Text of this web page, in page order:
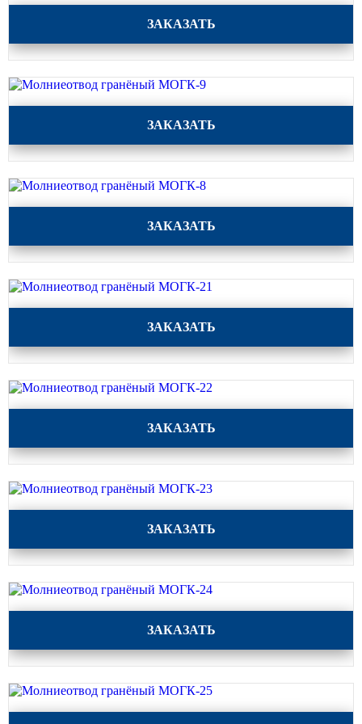
прямостоечные
граненые конические
НФГ Опоры освещения несиловые
фланцевые граненые
прямостоечные граненые
ОКК Опоры освещения
круглоконические
НПК Опоры освещения несиловые
НФ Трубчатая опора освещения
НП Опора освещения несиловая
силовые
ОКС Опоры освещения круглые
МСО ФГ Силовые граненые
СФ Опоры освещения силовые
фланцевые
СП Опора освещения силовая
прямостоечная трубчатая
СФГ Силовые фланцевые
граненые опоры освещения
ОККС Силовые круглые
конические опоры освещения
ЗАКАЗАТЬ
ЗАКАЗАТЬ
ЗАКАЗАТЬ
ЗАКАЗАТЬ
ЗАКАЗАТЬ
ЗАКАЗАТЬ
ЗАКАЗАТЬ